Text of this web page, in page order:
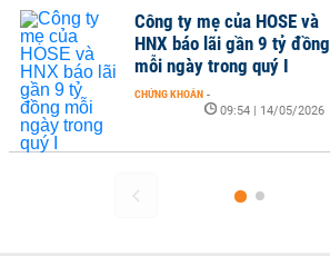
Công ty mẹ của HOSE và
HNX báo lãi gần 9 tỷ đồng
mỗi ngày trong quý I
CHỨNG KHOÁN -
09:54 | 14/05/2026